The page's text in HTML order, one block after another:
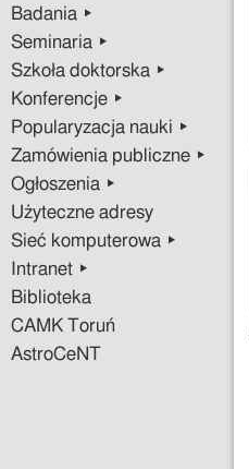
Badania ▸
Seminaria ▸
Szkoła doktorska ▸
Konferencje ▸
Popularyzacja nauki ▸
Zamówienia publiczne ▸
Ogłoszenia ▸
Użyteczne adresy
Sieć komputerowa ▸
Intranet ▸
Biblioteka
CAMK Toruń
AstroCeNT